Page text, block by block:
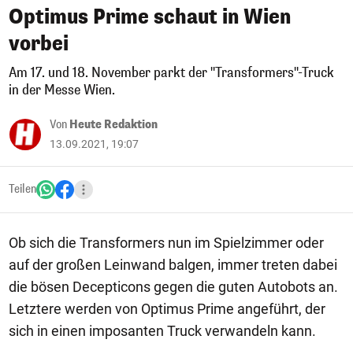
Optimus Prime schaut in Wien
vorbei
Am 17. und 18. November parkt der "Transformers"-Truck
in der Messe Wien.
Von Heute Redaktion
13.09.2021, 19:07
Teilen
Ob sich die Transformers nun im Spielzimmer oder
auf der großen Leinwand balgen, immer treten dabei
die bösen Decepticons gegen die guten Autobots an.
Letztere werden von Optimus Prime angeführt, der
sich in einen imposanten Truck verwandeln kann.